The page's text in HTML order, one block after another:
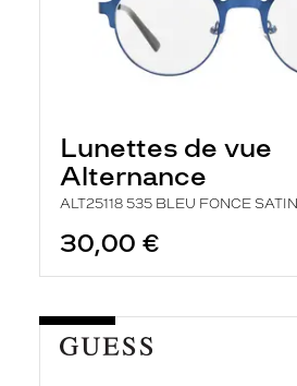
Lunettes de vue
Alternance
ALT25118 535 BLEU FONCE SATIN
30,00 €